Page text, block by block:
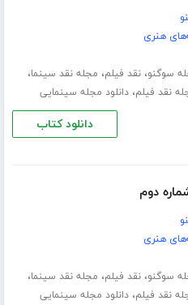
هنری
سوگنو،نقد فیلم، مجله نقد سینما،
نقد فیلم،دانلود مجله سینمایی
دانلود کتاب
دوم
هنری
سوگنو،نقد فیلم، مجله نقد سینما،
نقد فیلم،دانلود مجله سینمایی